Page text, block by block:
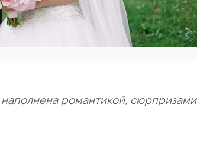
романтикой, сюрпризами